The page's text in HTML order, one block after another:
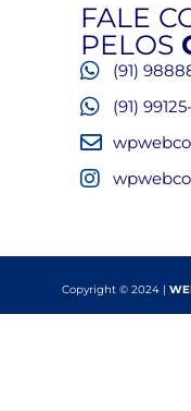
FALE
PELOS
(91)
(91)
Copyright © 2024 |